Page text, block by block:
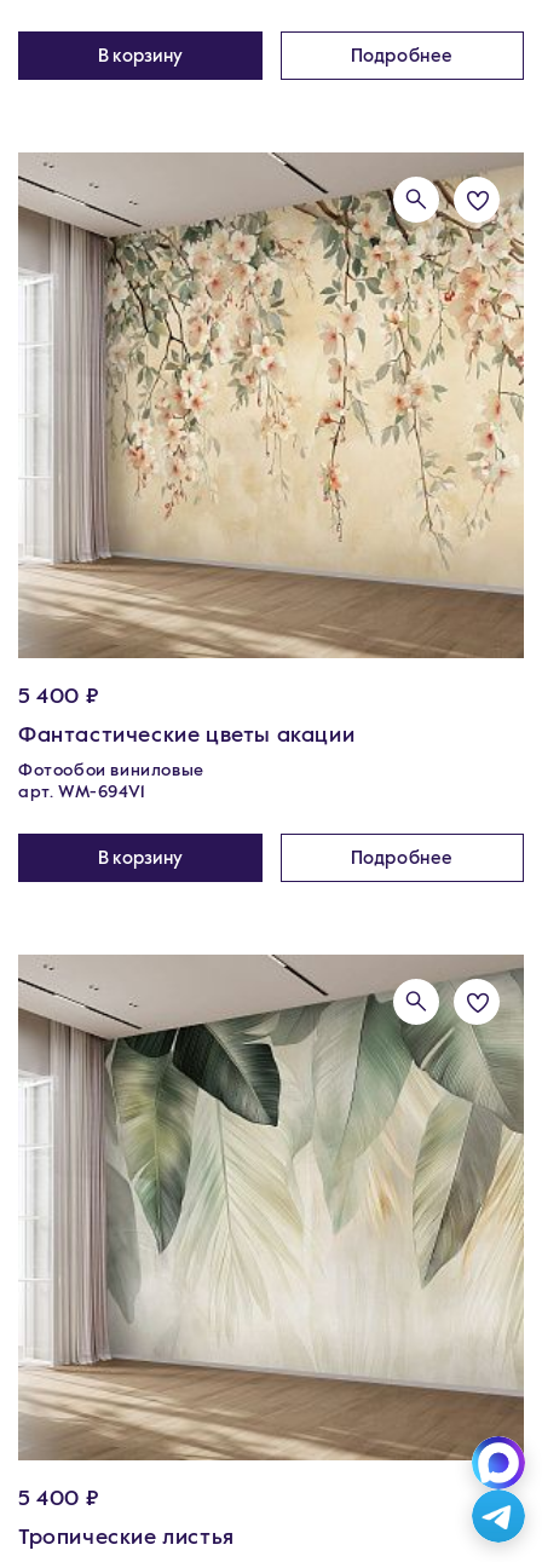
В корзину Подробнее
5 400 ₽
Фантастические цветы акации
Фотообои виниловые
арт. WM-694V1
В корзину Подробнее
5 400 ₽
Тропические листья